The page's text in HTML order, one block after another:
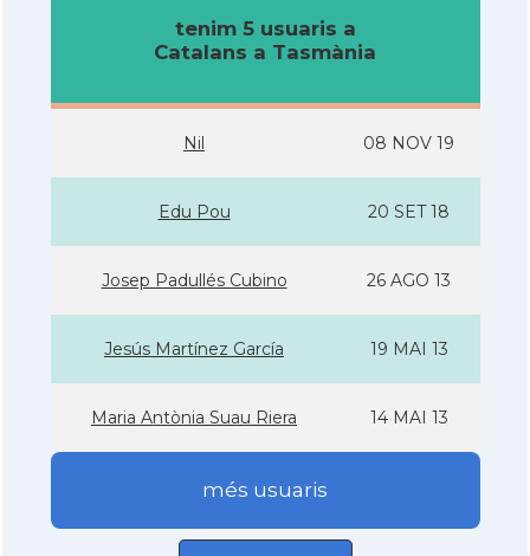
tenim 5 usuaris a
Catalans a Tasmània
Nil 08 NOV 19
Edu Pou 20 SET 18
Josep Padullés Cubino 26 AGO 13
Jesús Martí­nez Garcí­a 19 MAI 13
Maria Antònia Suau Riera 14 MAI 13
més usuaris